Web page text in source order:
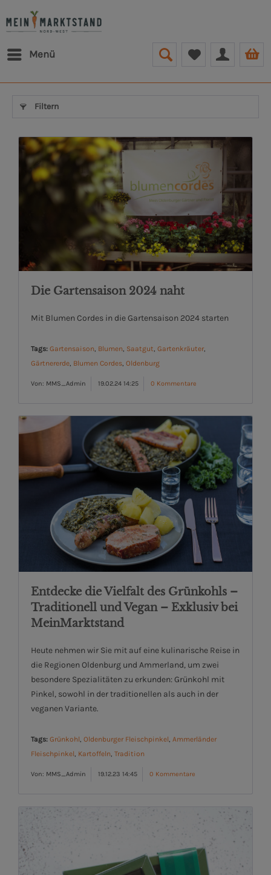
Menü
Filtern
Die Gartensaison 2024 naht
Mit Blumen Cordes in die Gartensaison 2024 starten
Tags: Gartensaison Blumen Saatgut Gartenkräuter,
Gärtnererde Blumen Cordes Oldenburg
Von: MMS_Admin 19.02.24 14:25 0 Kommentare
Entdecke die Vielfalt des Grünkohls –
Traditionell und Vegan – Exklusiv bei
MeinMarktstand
Heute nehmen wir Sie mit auf eine kulinarische Reise in
die Regionen Oldenburg und Ammerland, um zwei
besondere Spezialitäten zu erkunden: Grünkohl mit
Pinkel, sowohl in der traditionellen als auch in der
veganen Variante.
Tags: Grünkohl, Oldenburger Fleischpinkel, Ammerländer
Fleischpinkel, Kartoffeln, Tradition
Von: MMS_Admin 19.12.23 14:45 0 Kommentare